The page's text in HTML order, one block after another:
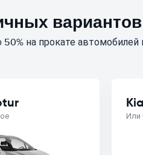
на прокате автомобилей
Или